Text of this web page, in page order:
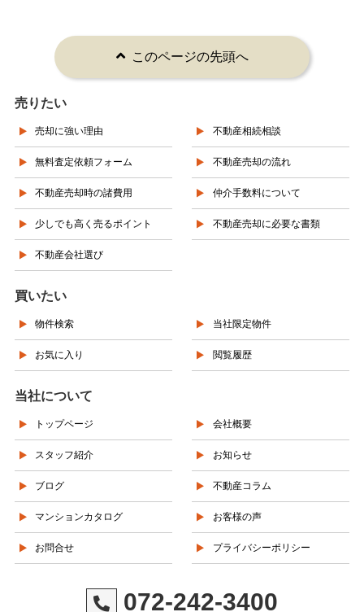
このページの先頭へ
売りたい
売却に強い理由 不動産相続相談
無料査定依頼フォーム 不動産売却の流れ
不動産売却時の諸費用 仲介手数料について
少しでも高く売るポイント 不動産売却に必要な書類
不動産会社選び
買いたい
物件検索 当社限定物件
お気に入り 閲覧履歴
当社について
トップページ 会社概要
スタッフ紹介 お知らせ
ブログ 不動産コラム
マンションカタログ お客様の声
お問合せ プライバシーポリシー
072-242-3400